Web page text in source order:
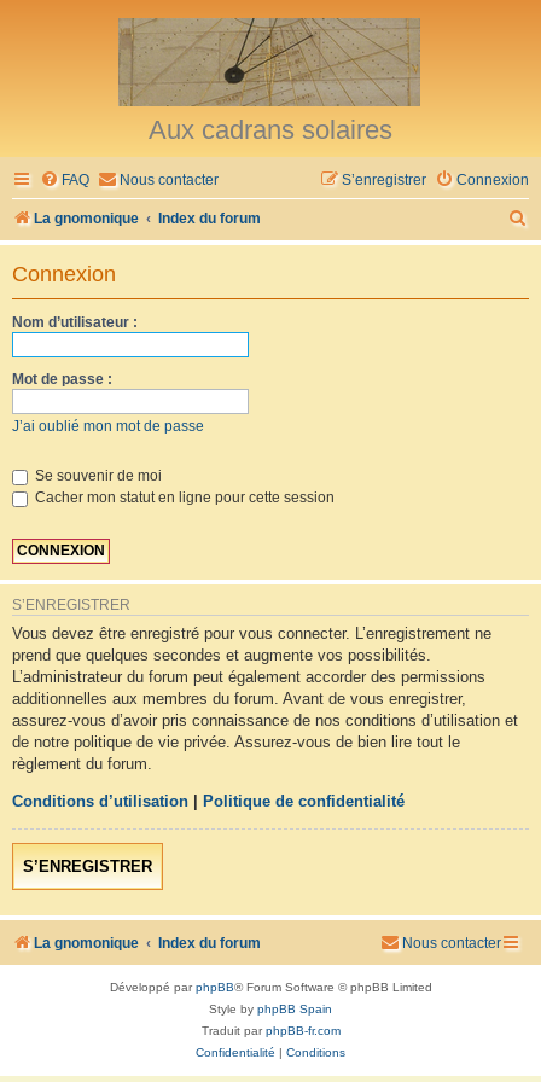
Aux cadrans solaires
FAQ Nous contacter Connexion
S’enregistrer
La gnomonique Index du forum
e
Connexion
Nom d’utilisateur :
Mot de passe :
J’ai oublié mon mot de passe
Se souvenir de moi
Cacher mon statut en ligne pour cette session
S’ENREGISTRER
Vous devez être enregistré pour vous connecter. L’enregistrement ne
prend que quelques secondes et augmente vos possibilités.
L’administrateur du forum peut également accorder des permissions
additionnelles aux membres du forum. Avant de vous enregistrer,
assurez-vous d’avoir pris connaissance de nos conditions d’utilisation et
de notre politique de vie privée. Assurez-vous de bien lire tout le
règlement du forum.
Conditions d’utilisation Politique de confidentialité
S’ENREGISTRER
La gnomonique Index du forum Nous contacter
Développé parphpBB® Forum Software © phpBB Limited
Style by phpBB Spain
Traduit parphpBB-fr.com
Confidentialité
Conditions